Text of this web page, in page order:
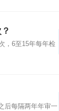
，6至15年每年检
后每隔两年年审一